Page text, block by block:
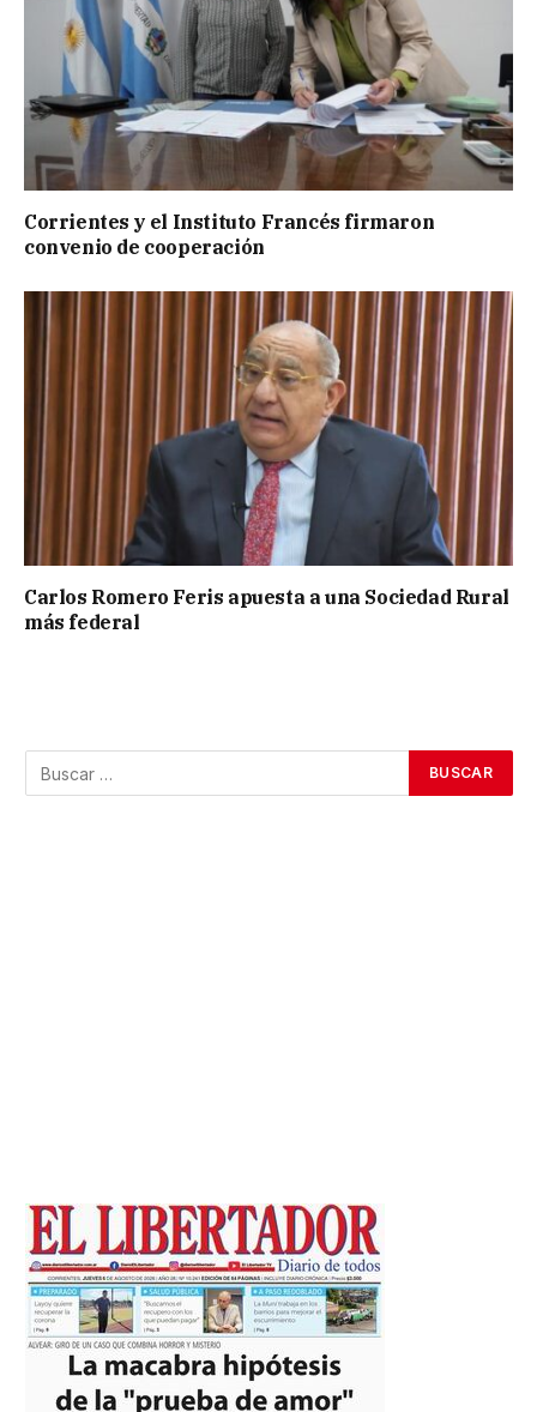
Corrientes y el Instituto Francés firmaron
convenio de cooperación
Carlos Romero Feris apuesta a una Sociedad Rural
más federal